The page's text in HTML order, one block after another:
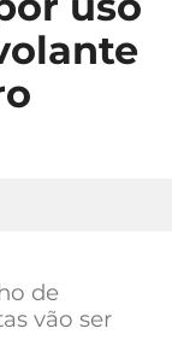
de
vão ser